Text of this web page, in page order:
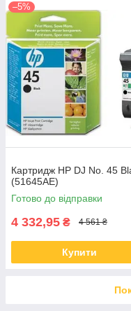
–5%
Картридж HP DJ No. 45
(51645AE)
Готово до відправки
4 332,95 ₴ 4 561 ₴
Купити